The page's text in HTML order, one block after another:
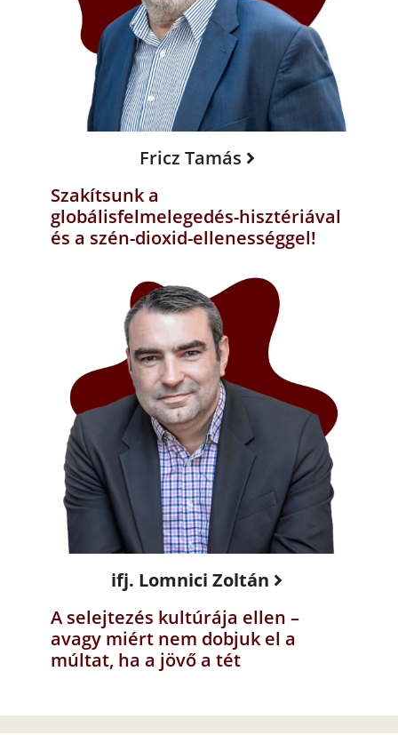
Fricz Tamás
Szakítsunk a
globálisfelmelegedés-hisztériával
és a szén-dioxid-ellenességgel!
ifj. Lomnici Zoltán
A selejtezés kultúrája ellen –
avagy miért nem dobjuk el a
múltat, ha a jövő a tét